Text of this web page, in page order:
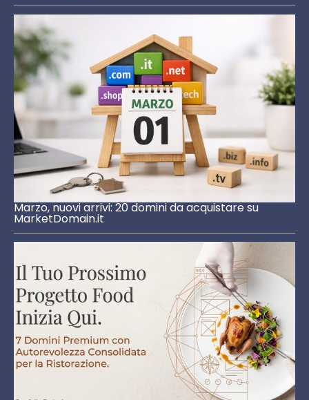
Marzo, nuovi arrivi: 20 domini da acquistare su
MarketDomain.it